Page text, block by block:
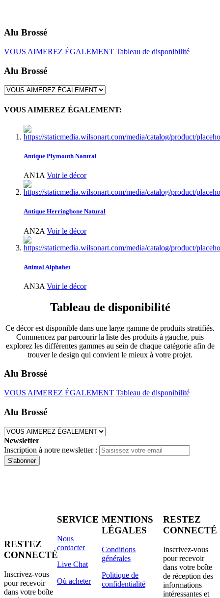
Alu Brossé
VOUS AIMEREZ ÉGALEMENT Tableau de disponibilité
Alu Brossé
VOUS AIMEREZ ÉGALEMENT:
Antique Plymouth Natural
AN1A Voir le décor
Antique Herringbone Natural
AN2A Voir le décor
Animal Alphabet
AN3A Voir le décor
Tableau de disponibilité
Ce décor est disponible dans une large gamme de produits stratifiés.
Commencez par parcourir la liste des produits à gauche, puis
explorez les différentes gammes au sein de chaque catégorie afin de
trouver le design qui convient le mieux à votre projet.
Alu Brossé
VOUS AIMEREZ ÉGALEMENT Tableau de disponibilité
Alu Brossé
Newsletter
Inscription à notre newsletter :
S'abonner
RESTEZ
CONNECTÉ
Inscrivez-vous
pour recevoir
dans votre boîte
SERVICE
Nous
contacter
Live Chat
Où acheter
MENTIONS
LÉGALES
Conditions
générales
Politique de
confidentialité
RESTEZ
CONNECTÉ
Inscrivez-vous
pour recevoir
dans votre boîte
de réception des
informations
intéressantes et